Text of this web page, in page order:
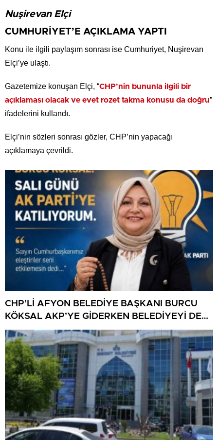
Nuşirevan Elçi
CUMHURİYET’E AÇIKLAMA YAPTI
Konu ile ilgili paylaşım sonrası ise Cumhuriyet, Nuşirevan
Elçi’ye ulaştı.
Gazetemize konuşan Elçi, “CHP’nin bununla ilgili bir
açıklaması olacak ve evet rozet takma konusu da doğru”
ifadelerini kullandı.
Elçi’nin sözleri sonrası gözler, CHP’nin yapacağı
açıklamaya çevrildi.
CHP’Lİ AFYON BELEDİYE BAŞKANI BURCU
KÖKSAL AKP’YE GİDERKEN BELEDİYEYİ DE
GÖTÜRÜYOR!